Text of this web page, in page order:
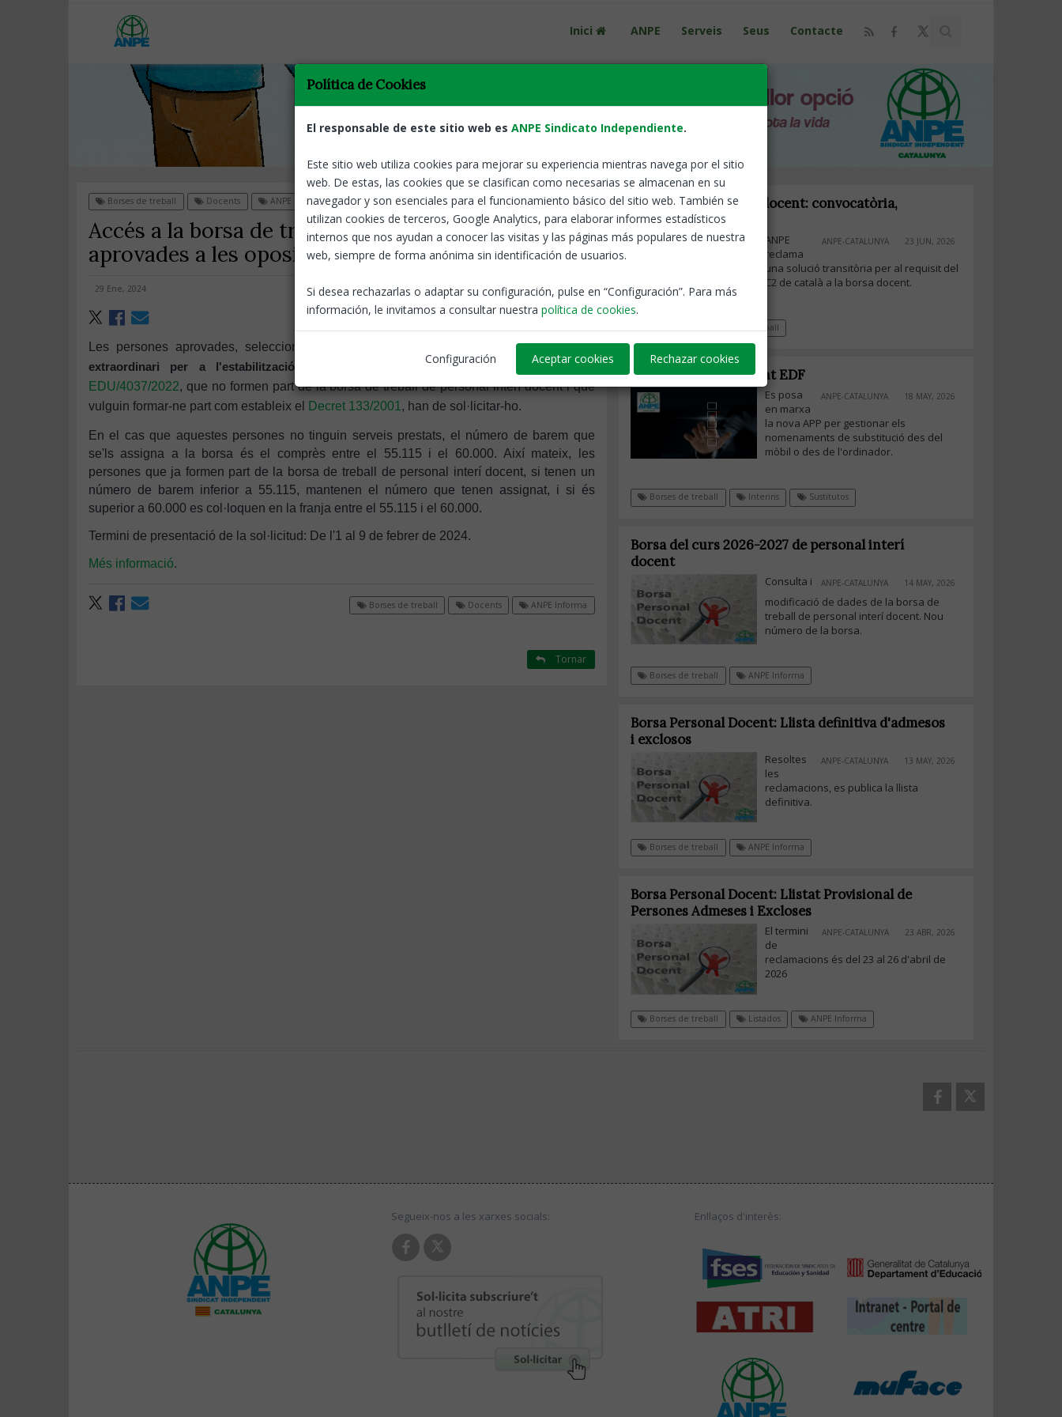
Inici ANPE Serveis Seus Contacte
Borses de treball Docents ANPE Informa Tornar
Accés a la borsa de treball de les persones
aprovades a les oposicions
29 Ene, 2024 ANPE-Catalunya
Les persones aprovades, seleccionades i no seleccionades, en el
concurs oposició
extraordinari per a l'estabilització del personal docent , convocat per la Resolució
EDU/4037/2022, que no formen part de la borsa de treball de personal interí docent i que
vulguin formar-ne part com estableix el
Decret 133/2001 , han de sol·licitar-ho.
En el cas que aquestes persones no tinguin serveis prestats, el número de barem que
se'ls assigna a la borsa és el comprès entre el 55.115 i el 60.000.Així mateix, les
persones que ja formen part de la borsa de treball de personal interí docent, si tenen un
número de barem inferior a 55.115, mantenen el número que tenen assignat, i si és
superior a 60.000 es col·loquen en la franja entre el 55.115 i el 60.000.
Termini de presentació de la sol·licitud: De l'1 al 9 de febrer de 2024.
Més informació.
Borses de treball Docents ANPE Informa
Tornar
Novetats en la borsa docent: convocatòria,
terminis i requisits
ANPE-CATALUNYA 23 JUN, 2026
ANPE
reclama
una solució transitòria per al requisit del
C2 de català a la borsa docent.
Borses de treball
Nova app Borsa Docent EDF
ANPE-CATALUNYA 18 MAY, 2026
Es posa
en marxa
la nova APP per gestionar els
nomenaments de substitució des del
mòbil o des de l'ordinador.
Borses de treball Interins Sustitutos
Borsa del curs 2026-2027 de personal interí
docent
ANPE-CATALUNYA 14 MAY, 2026
Consulta i
modificació de dades de la borsa de
treball de personal interí docent. Nou
número de la borsa.
Borses de treball ANPE Informa
Borsa Personal Docent: Llista definitiva d'admesos
i exclosos
ANPE-CATALUNYA 13 MAY, 2026
Resoltes
les
reclamacions, es publica la llista
definitiva.
Borses de treball ANPE Informa
Borsa Personal Docent: Llistat Provisional de
Persones Admeses i Excloses
ANPE-CATALUNYA 23 ABR, 2026
El termini
de
reclamacions és del 23 al 26 d'abril de
2026
Borses de treball Listados ANPE Informa
Segueix-nos a les xarxes socials: Enllaços d'interès:
Política de Cookies
El responsable de este sitio web es ANPE Sindicato Independiente.
Este sitio web utiliza cookies para mejorar su experiencia mientras navega por el sitio
web. De estas, las cookies que se clasifican como necesarias se almacenan en su
navegador y son esenciales para el funcionamiento básico del sitio web. También se
utilizan cookies de terceros, Google Analytics, para elaborar informes estadísticos
internos que nos ayudan a conocer las visitas y las páginas más populares de nuestra
web, siempre de forma anónima sin identificación de usuarios.
Si desea rechazarlas o adaptar su configuración, pulse en “Configuración”. Para más
información, le invitamos a consultar nuestra política de cookies.
Configuración Aceptar cookies Rechazar cookies